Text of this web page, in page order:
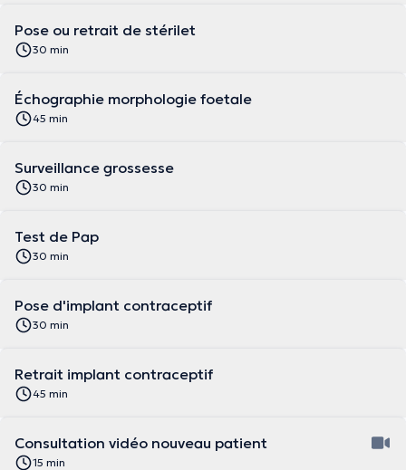
Pose ou retrait de stérilet
30 min
Échographie morphologie foetale
45 min
Surveillance grossesse
30 min
Test de Pap
30 min
Pose d'implant contraceptif
30 min
Retrait implant contraceptif
45 min
Consultation vidéo nouveau patient
15 min